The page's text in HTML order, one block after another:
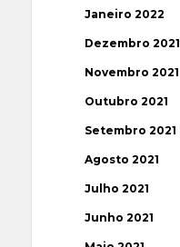
Janeiro 2022
Dezembro 2021
Novembro 2021
Outubro 2021
Setembro 2021
Agosto 2021
Julho 2021
Junho 2021